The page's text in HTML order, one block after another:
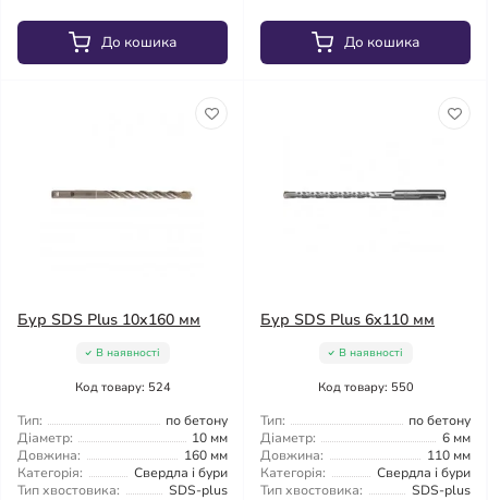
До кошика До кошика
Бур SDS Plus 10x160 мм
В наявності
Код товару: 524
Тип:
по бетону
Діаметр:
10 мм
Довжина:
160 мм
Категорія:
Свердла і бури
Тип хвостовика:
SDS-plus
Бур SDS Plus 6x110 мм
В наявності
Код товару: 550
Тип:
по бетону
Діаметр:
6 мм
Довжина:
110 мм
Категорія:
Свердла і бури
Тип хвостовика:
SDS-plus